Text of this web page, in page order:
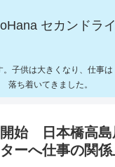
セカンドラ
子供は大きくなり、仕事は
落ち着いてきました。
始 日本橋高島
ーへ仕事の関